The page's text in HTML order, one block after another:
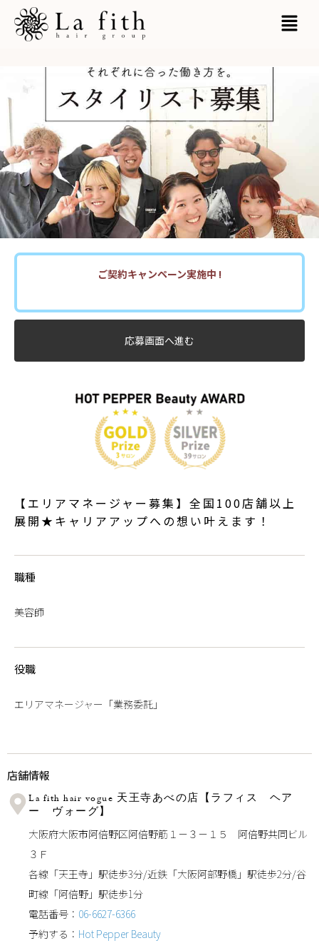
内
容
ス
キ
ッ
プ
MAIN
ご契約キャンペーン実施中 !
応募画面へ進む
【エリアマネージャー募集】全国100店舗以上
展開★キャリアアップへの想い叶えます！
職種
美容師
役職
エリアマネージャー「業務委託」
店舗情報
La fith hair vogue 天王寺あべの店【ラフィス ヘア
ー ヴォーグ】
大阪府大阪市阿倍野区阿倍野筋１－３－１５ 阿倍野共同ビル
３Ｆ
各線「天王寺」駅徒歩3分/近鉄「大阪阿部野橋」駅徒歩2分/谷
町線「阿倍野」駅徒歩1分
電話番号： 06-6627-6366
予約する： Hot Pepper Beauty